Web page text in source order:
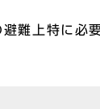
難上特に必